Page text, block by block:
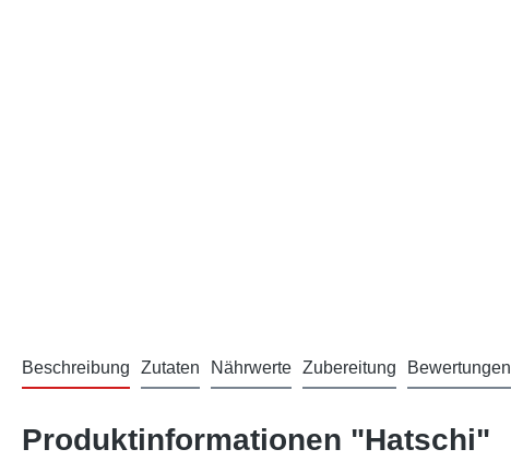
Beschreibung Zutaten Nährwerte Zubereitung Bewertungen
Produktinformationen "Hatschi"